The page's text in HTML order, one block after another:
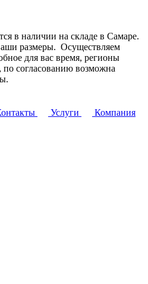
в наличии на складе в Самаре.
размеры. Осуществляем
для вас время, регионы
по согласованию возможна
Услуги
Компания